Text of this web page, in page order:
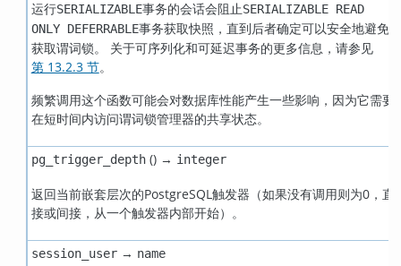
运行SERIALIZABLE事务的会话会阻止SERIALIZABLE READ
ONLY DEFERRABLE事务获取快照，直到后者确定可以安全地避免
获取谓词锁。 关于可序列化和可延迟事务的更多信息，请参见
第 13.2.3 节。
频繁调用这个函数可能会对数据库性能产生一些影响，因为它需要
在短时间内访问谓词锁管理器的共享状态。
pg_trigger_depth() → integer
返回当前嵌套层次的PostgreSQL 触发器（如果没有调用则为0，直
接或间接，从一个触发器内部开始）。
session_user→ name